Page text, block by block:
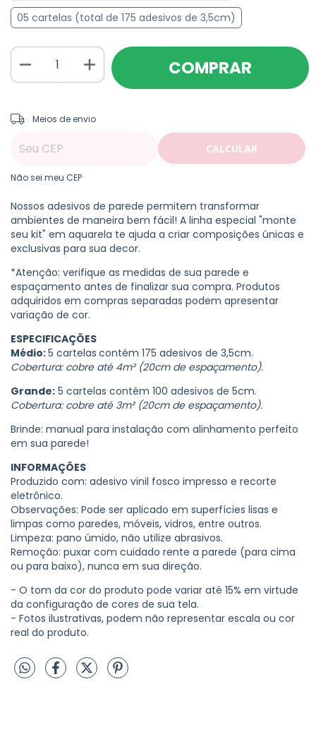
05 cartelas (total de 175 adesivos de 3,5cm)
Entregas para o CEP:
Meios de envio
CALCULAR
Não sei meu CEP
Nossos adesivos de parede permitem transformar
ambientes de maneira bem fácil! A linha especial "monte
seu kit" em aquarela te ajuda a criar composições únicas e
exclusivas para sua decor.
*Atenção: verifique as medidas de sua parede e
espaçamento antes de finalizar sua compra. Produtos
adquiridos em compras separadas podem apresentar
variação de cor.
ESPECIFICAÇÕES
Médio:5 cartelas contém 175 adesivos de 3,5cm.
Cobertura: cobre até 4m² (20cm de espaçamento).
Grande: 5 cartelas contém 100 adesivos de 5cm.
Cobertura: cobre até 3m² (20cm de espaçamento).
Brinde: manual para instalação com alinhamento perfeito
em sua parede!
INFORMAÇÕES
Produzido com: adesivo vinil fosco impresso e recorte
eletrônico.
Observações: Pode ser aplicado em superfícies lisas e
limpas como paredes, móveis, vidros, entre outros.
Limpeza: pano úmido, não utilize abrasivos.
Remoção: puxar com cuidado rente a parede (para cima
ou para baixo), nunca em sua direção.
- O tom da cor do produto pode variar até 15% em virtude
da configuração de cores de sua tela.
- Fotos ilustrativas, podem não representar escala ou cor
real do produto.